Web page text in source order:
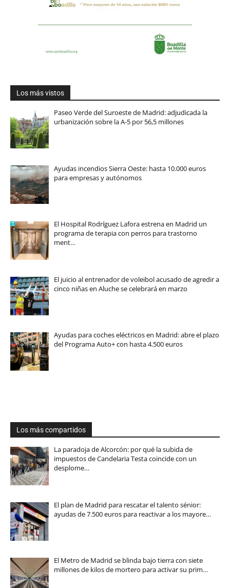
Los más vistos
Paseo Verde del Suroeste de Madrid: adjudicada la
urbanización sobre la A-5 por 56,5 millones
Ayudas incendios Sierra Oeste: hasta 10.000 euros
para empresas y autónomos
El Hospital Rodríguez Lafora estrena en Madrid un
programa de terapia con perros para trastorno
ment…
El juicio al entrenador de voleibol acusado de agredir a
cinco niñas en Aluche se celebrará en marzo
Ayudas para coches eléctricos en Madrid: abre el plazo
del Programa Auto+ con hasta 4.500 euros
Los más compartidos
La paradoja de Alcorcón: por qué la subida de
impuestos de Candelaria Testa coincide con un
desplome…
El plan de Madrid para rescatar el talento sénior:
ayudas de 7.500 euros para reactivar a los mayore…
El Metro de Madrid se blinda bajo tierra con siete
millones de kilos de mortero para activar su prim…